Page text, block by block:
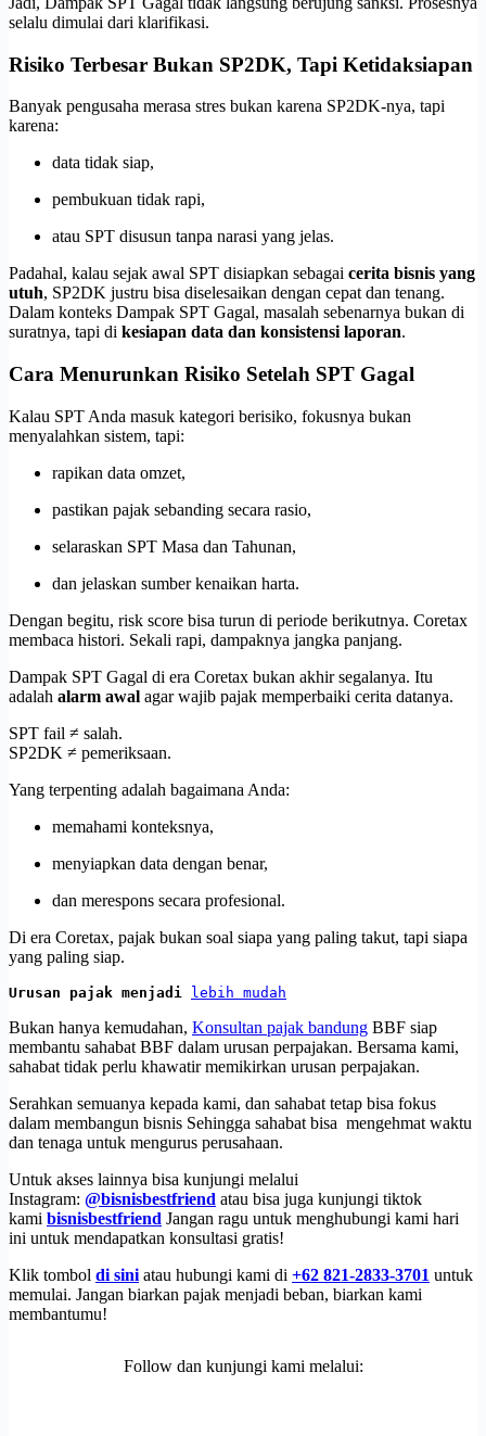
selalu dimulai dari klarifikasi.
Risiko Terbesar Bukan SP2DK, Tapi Ketidaksiapan
Banyak pengusaha merasa stres bukan karena SP2DK-nya, tapi
karena:
data tidak siap,
pembukuan tidak rapi,
atau SPT disusun tanpa narasi yang jelas.
Padahal, kalau sejak awal SPT disiapkan sebagai cerita bisnis yang
utuh, SP2DK justru bisa diselesaikan dengan cepat dan tenang.
Dalam konteks Dampak SPT Gagal, masalah sebenarnya bukan di
suratnya, tapi di kesiapan data dan konsistensi laporan.
Cara Menurunkan Risiko Setelah SPT Gagal
Kalau SPT Anda masuk kategori berisiko, fokusnya bukan
menyalahkan sistem, tapi:
rapikan data omzet,
pastikan pajak sebanding secara rasio,
selaraskan SPT Masa dan Tahunan,
dan jelaskan sumber kenaikan harta.
Dengan begitu, risk score bisa turun di periode berikutnya. Coretax
membaca histori. Sekali rapi, dampaknya jangka panjang.
Dampak SPT Gagal di era Coretax bukan akhir segalanya. Itu
adalah alarm awal agar wajib pajak memperbaiki cerita datanya.
SPT fail ≠ salah.
SP2DK ≠ pemeriksaan.
Yang terpenting adalah bagaimana Anda:
memahami konteksnya,
menyiapkan data dengan benar,
dan merespons secara profesional.
Di era Coretax, pajak bukan soal siapa yang paling takut, tapi siapa
yang paling siap.
Urusan pajak menjadi lebih mudah
Bukan hanya kemudahan, Konsultan pajak bandung BBF siap
membantu sahabat BBF dalam urusan perpajakan. Bersama kami,
sahabat tidak perlu khawatir memikirkan urusan perpajakan.
Serahkan semuanya kepada kami, dan sahabat tetap bisa fokus
dalam membangun bisnis Sehingga sahabat bisa mengehmat waktu
dan tenaga untuk mengurus perusahaan.
Untuk akses lainnya bisa kunjungi melalui
Instagram: @bisnisbestfriend atau bisa juga kunjungi tiktok
kami bisnisbestfriend Jangan ragu untuk menghubungi kami hari
ini untuk mendapatkan konsultasi gratis!
Klik tombol di sini atau hubungi kami di +62 821-2833-3701 untuk
memulai. Jangan biarkan pajak menjadi beban, biarkan kami
membantumu!
Follow dan kunjungi kami melalui: